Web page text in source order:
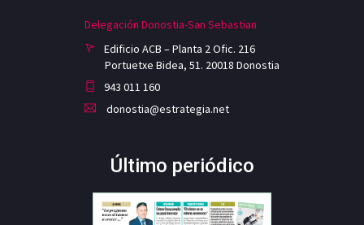
Delegación Donostia-San Sebastian
Edificio ACB – Planta 2 Ofic. 216
Portuetxe Bidea, 51. 20018 Donostia
943 011 160
donostia@estrategia.net
Último periódico